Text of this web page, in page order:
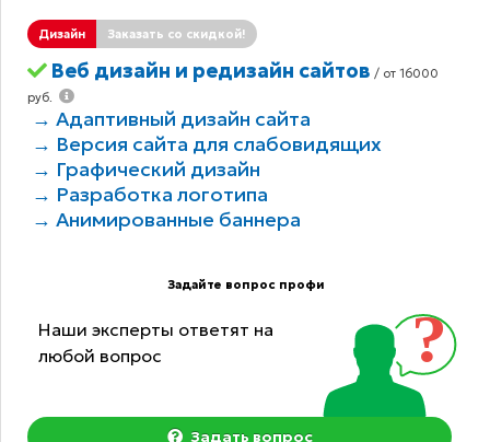
Дизайн Заказать со скидкой!
Веб дизайн и редизайн сайтов / от 16000
руб.
→ Адаптивный дизайн сайта
→ Версия сайта для слабовидящих
→ Графический дизайн
→ Разработка логотипа
→ Анимированные баннера
Задайте вопрос профи
Наши эксперты ответят на
любой вопрос
Задать вопрос